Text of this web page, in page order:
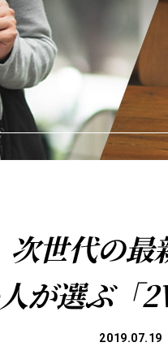
次世代の最
が選ぶ「
2019.07.19